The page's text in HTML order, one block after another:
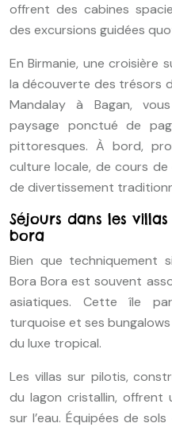
offrent des cabines
des excursions guidées
En Birmanie, une croisière
la découverte des trésors
Mandalay à Bagan,
paysage ponctué de
pittoresques. À bord,
culture locale, de cours
de divertissement
Séjours dans les
bora
Bien que techniquement
Bora Bora est souvent
asiatiques. Cette île
turquoise et ses
du luxe tropical.
Les villas sur pilotis,
du lagon cristallin, offrent
sur l’eau. Équipées de